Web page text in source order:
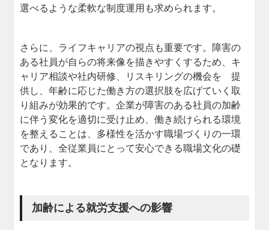
選べるような柔軟な制度運用も求められます。
さらに、ライフキャリアの視点も重要です。障害の
ある社員が自らの将来像を描きやすくするため、キ
ャリア相談や社内研修、リスキリングの機会を 提
供し、年齢に応じた働き方の選択肢を広げていく取
り組みが効果的です。企業が障害のある社員の加齢
に伴う変化を適切に受け止め、働き続けられる環境
を整えることは、多様性を活かす職場づくりの一環
であり、全従業員にとって安心できる職場文化の礎
となります。
加齢による就労支援への影響